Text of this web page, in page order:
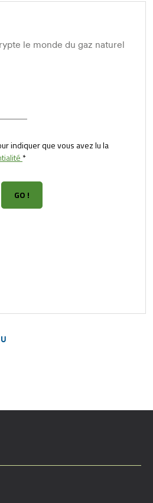
le monde du gaz naturel